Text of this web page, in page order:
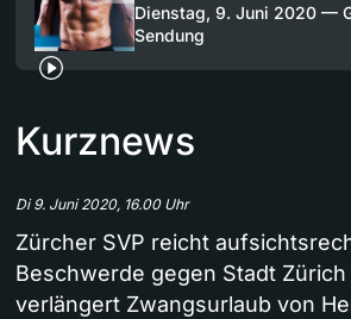
Dienstag, 9. Juni 2020 —
Sendung
Kurznews
Di 9. Juni 2020, 16.00 Uhr
Zürcher SVP reicht
Beschwerde gegen Stadt
verlängert Zwangsurlaub von